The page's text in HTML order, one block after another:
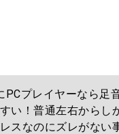
PCプレイヤーなら足
い！普通左右からし
スなのにズレがない